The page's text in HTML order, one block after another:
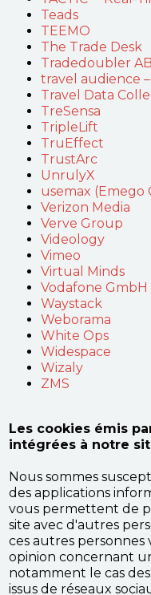
Teads
TEEMO
The Trade Desk
Tradedoubler AB
travel audience
Travel Data
TreSensa
TripleLift
TruEffect
TrustArc
UnrulyX
usemax (Emego
Verizon Media
Verve Group
Videology
Vimeo
Virtual Minds
Vodafone GmbH
Waystack
Weborama
White Ops
Widespace
Wizaly
ZMS
Les cookies émis
intégrées à notre
Nous sommes
des applications
vous permettent de
site avec d'autres
ces autres
opinion concernant
notamment le cas
issus de réseaux